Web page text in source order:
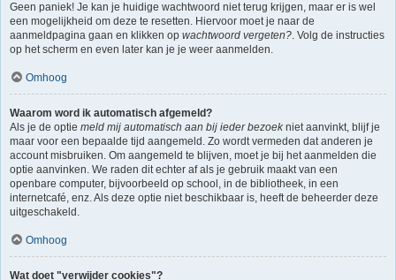
Geen paniek! Je kan je huidige wachtwoord niet terug krijgen, maar er is wel
een mogelijkheid om deze te resetten. Hiervoor moet je naar de
aanmeldpagina gaan en klikken op wachtwoord vergeten?. Volg de instructies
op het scherm en even later kan je je weer aanmelden.
Omhoog
Waarom word ik automatisch afgemeld?
Als je de optie meld mij automatisch aan bij ieder bezoekniet aanvinkt, blijf je
maar voor een bepaalde tijd aangemeld. Zo wordt vermeden dat anderen je
account misbruiken. Om aangemeld te blijven, moet je bij het aanmelden die
optie aanvinken. We raden dit echter af als je gebruik maakt van een
openbare computer, bijvoorbeeld op school, in de bibliotheek, in een
internetcafé, enz. Als deze optie niet beschikbaar is, heeft de beheerder deze
uitgeschakeld.
Omhoog
Wat doet "verwijder cookies"?